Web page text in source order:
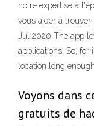
notre expertise à
vous aider à trouver
Jul 2020 The app
applications. So, for
location long
Voyons dans
gratuits de